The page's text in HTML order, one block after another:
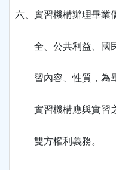
六、實習機構辦理畢業
全、公共利益、國民
習內容、性質，為畢
實習機構應與實習之
雙方權利義務。